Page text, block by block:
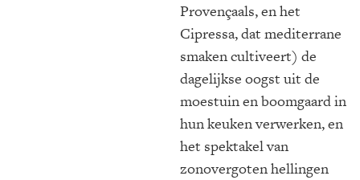
Provençaals, en het
Cipressa, dat mediterrane
smaken cultiveert) de
dagelijkse oogst uit de
moestuin en boomgaard in
hun keuken verwerken, en
het spektakel van
zonovergoten hellingen